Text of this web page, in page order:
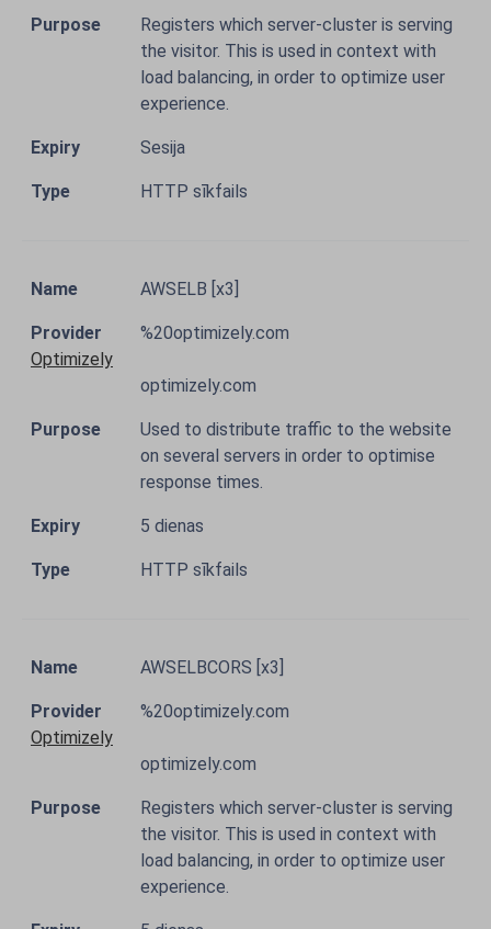
Registers which server-cluster is serving
the visitor. This is used in context with
load balancing, in order to optimize user
experience.
Sesija
HTTP sīkfails
AWSELB [x3]
%20optimizely.com
Optimizely
optimizely.com
Used to distribute traffic to the website
on several servers in order to optimise
response times.
5 dienas
HTTP sīkfails
AWSELBCORS [x3]
%20optimizely.com
Optimizely
optimizely.com
Registers which server-cluster is serving
the visitor. This is used in context with
load balancing, in order to optimize user
experience.